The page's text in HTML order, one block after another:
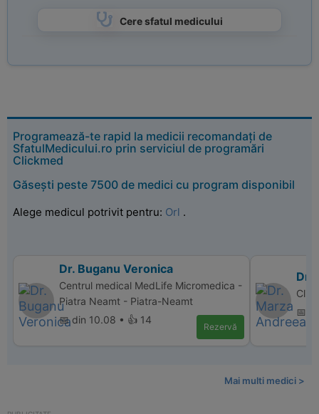
Cere sfatul medicului
Programează-te rapid la medicii recomandați de
SfatulMedicului.ro prin serviciul de programări
Clickmed
Găsești peste 7500 de medici cu program disponibil
Alege medicul potrivit pentru: Orl .
Dr. Buganu Veronica
Centrul medical MedLife Micromedica -
Piatra Neamt - Piatra-Neamt
📅 din 10.08 • 👍 14
Rezervă
Dr.
📅
Mai multi medici >